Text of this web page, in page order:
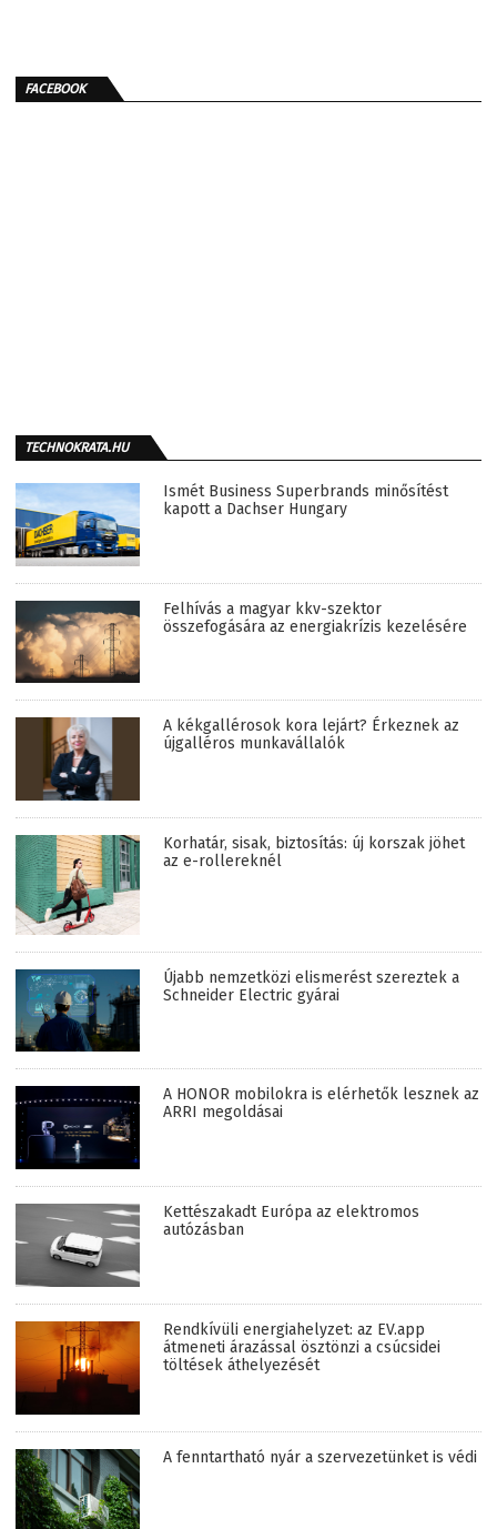
FACEBOOK
TECHNOKRATA.HU
Ismét Business Superbrands minősítést
kapott a Dachser Hungary
Felhívás a magyar kkv-szektor
összefogására az energiakrízis kezelésére
A kékgallérosok kora lejárt? Érkeznek az
újgalléros munkavállalók
Korhatár, sisak, biztosítás: új korszak jöhet
az e-rollereknél
Újabb nemzetközi elismerést szereztek a
Schneider Electric gyárai
A HONOR mobilokra is elérhetők lesznek az
ARRI megoldásai
Kettészakadt Európa az elektromos
autózásban
Rendkívüli energiahelyzet: az EV.app
átmeneti árazással ösztönzi a csúcsidei
töltések áthelyezését
A fenntartható nyár a szervezetünket is védi